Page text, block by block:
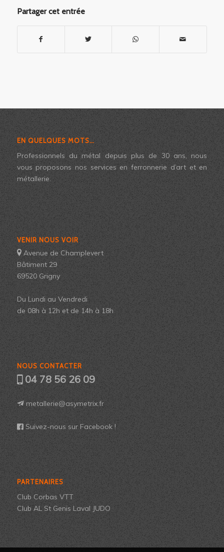
Partager cet entrée
EN QUELQUES MOTS…
Professionnels du métal depuis plus de 30 ans, nous
vous proposons nos services en ferronnerie d’art et en
métallerie.
VENIR NOUS VOIR
Avenue de Champlevert
Bâtiment 29
69520 Grigny
Du Lundi au Vendredi
de 08h à 12h et de 14h à 18h
NOUS CONTACTER
04 78 56 26 09
metallerie@asymetrix.fr
Suivez-nous sur Facebook !
PARTENAIRES
Club Corbas VTT
Club AL St Genis Laval JUDO